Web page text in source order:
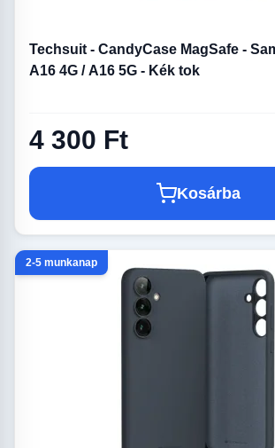
Techsuit - CandyCase MagSafe -
A16 4G / A16 5G - Kék tok
4 300 Ft
Kosárba
2-5 munkanap